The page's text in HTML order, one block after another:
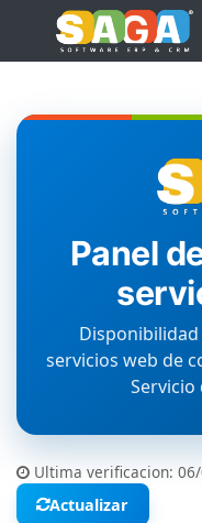
Panel
servicios web de
Servicio
Ultima verificacion:
Actualizar